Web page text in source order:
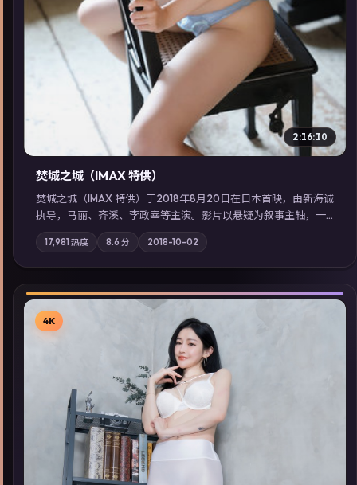
2:16:10
焚城之城（IMAX 特供）
焚城之城（IMAX 特供）于2018年8月20日在日本首映，由新海诚
执导，马丽、齐溪、李政宰等主演。影片以悬疑为叙事主轴，一
次普通通勤演变成全城关注的生死营救；摄影与配乐强化地域气
质；站内亦可通过「国产免费观看高清电视剧在线看」延展检索
同类型高分佳作，畅享高清在线追剧体验。
17,981 热度 8.6 分 2018-10-02
▶
4K